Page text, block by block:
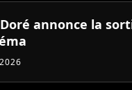
annonce la